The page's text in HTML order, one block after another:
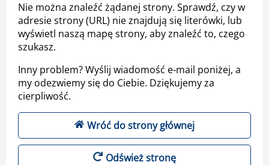
Nie można znaleźć żądanej strony. Sprawdź, czy w
adresie strony (URL) nie znajdują się literówki, lub
wyświetl naszą mapę strony, aby znaleźć to, czego
szukasz.
Inny problem? Wyślij wiadomość e-mail poniżej, a
my odezwiemy się do Ciebie. Dziękujemy za
cierpliwość.
Wróć do strony głównej
Odśwież stronę